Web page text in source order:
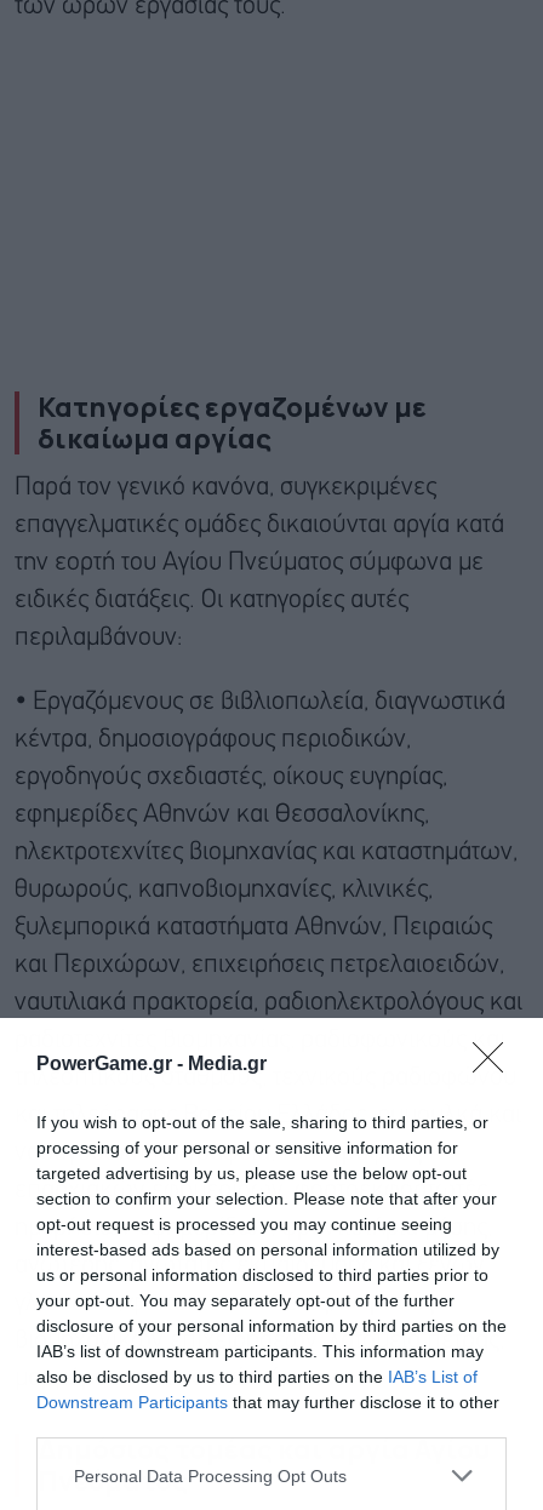
PowerGame.gr - Media.gr
If you wish to opt-out of the sale, sharing to third parties, or
processing of your personal or sensitive information for
targeted advertising by us, please use the below opt-out
section to confirm your selection. Please note that after your
opt-out request is processed you may continue seeing
interest-based ads based on personal information utilized by
us or personal information disclosed to third parties prior to
your opt-out. You may separately opt-out of the further
disclosure of your personal information by third parties on the
IAB’s list of downstream participants. This information may
also be disclosed by us to third parties on the IAB’s List of
Downstream Participants that may further disclose it to other
Personal Data Processing Opt Outs
των ωρών εργασίας τους.
Κατηγορίες εργαζομένων με
δικαίωμα αργίας
Παρά τον γενικό κανόνα, συγκεκριμένες
επαγγελματικές ομάδες δικαιούνται αργία κατά
την εορτή του Αγίου Πνεύματος σύμφωνα με
ειδικές διατάξεις. Οι κατηγορίες αυτές
περιλαμβάνουν:
• Εργαζόμενους σε βιβλιοπωλεία, διαγνωστικά
κέντρα, δημοσιογράφους περιοδικών,
εργοδηγούς σχεδιαστές, οίκους ευγηρίας,
εφημερίδες Αθηνών και Θεσσαλονίκης,
ηλεκτροτεχνίτες βιομηχανίας και καταστημάτων,
θυρωρούς, καπνοβιομηχανίες, κλινικές,
ξυλεμπορικά καταστήματα Αθηνών, Πειραιώς
και Περιχώρων, επιχειρήσεις πετρελαιοειδών,
ναυτιλιακά πρακτορεία, ραδιοηλεκτρολόγους και
ραδιοτεχνίτες βιομηχανίας, ραδιοφωνικούς και
τηλεοπτικούς σταθμούς, τεχνικούς ραδιοφώνου
και τηλεόρασης Βορείου Ελλάδος, ρυμουλκά και
ναυαγοσωστικά γραφεία, τυπογράφους
επαρχιακών εφημερίδων, φορτοεκφορτωτές
ημερήσιων εφημερίδων, φροντιστήρια μέσης,
ανώτερης, ανώτατης εκπαίδευσης και ξένων
γλωσσών, φωτοστοιχειοθέτες, χειριστές
βιομηχανικών επιχειρήσεων, λατομεία πέτρας,
μαρμάρου και τεχνικών έργων.
Δημόσιος τομέας και αργία Αγίου
Πνεύματος